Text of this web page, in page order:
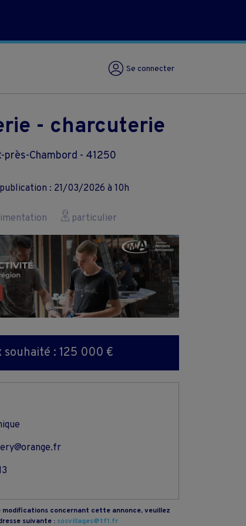
Se connecter
- charcuterie
près-Chambord - 41250
: 21/03/2026 à 10h
particulier
souhaité : 125 000 €
modifications concernant cette annonce, veuillez
suivante : sosvillages@tf1.fr